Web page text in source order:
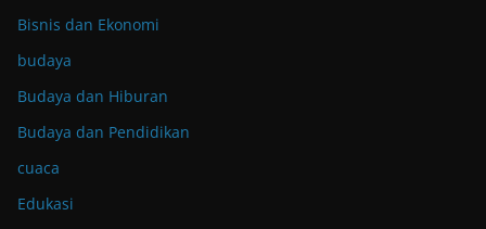
Bisnis dan Ekonomi
budaya
Budaya dan Hiburan
Budaya dan Pendidikan
cuaca
Edukasi